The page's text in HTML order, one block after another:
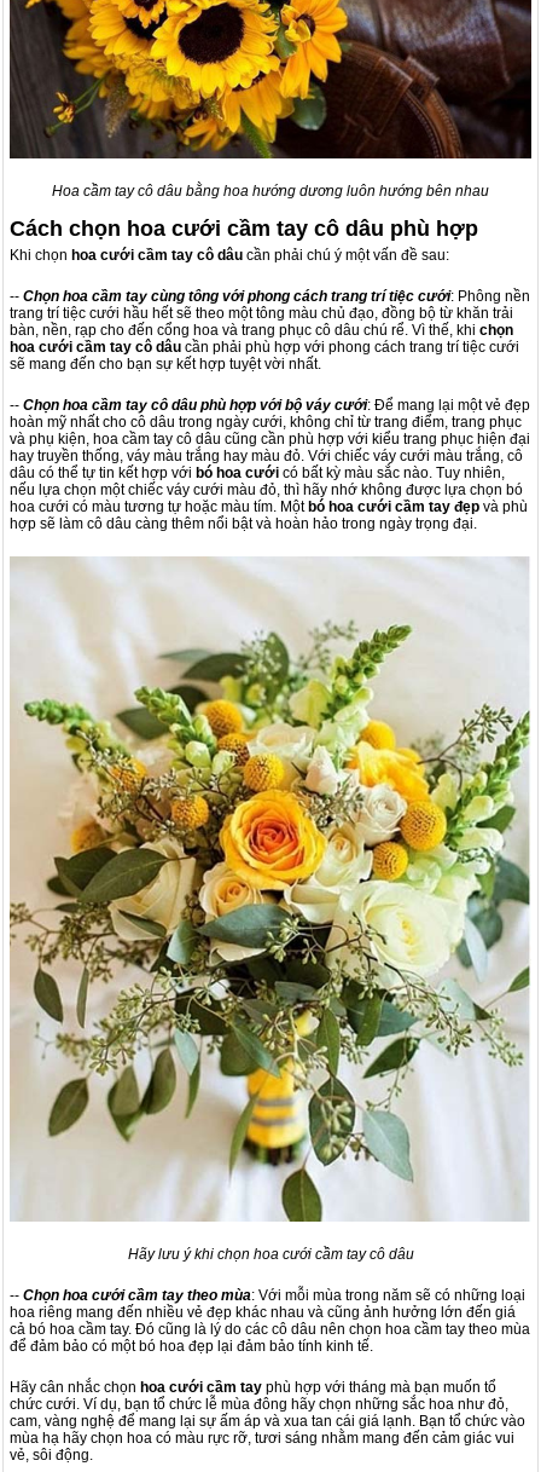
Hoa cầm tay cô dâu bằng hoa hướng dương luôn hướng bên nhau
Cách chọn hoa cưới cầm tay cô dâu phù hợp
Khi chọn hoa cưới cầm tay cô dâu cần phải chú ý một vấn đề sau:
-- Chọn hoa cầm tay cùng tông với phong cách trang trí tiệc cưới: Phông nền
trang trí tiệc cưới hầu hết sẽ theo một tông màu chủ đạo, đồng bộ từ khăn trải
bàn, nền, rạp cho đến cổng hoa và trang phục cô dâu chú rể. Vì thế, khi chọn
hoa cưới cầm tay cô dâu cần phải phù hợp với phong cách trang trí tiệc cưới
sẽ mang đến cho bạn sự kết hợp tuyệt vời nhất.
-- Chọn hoa cầm tay cô dâu phù hợp với bộ váy cưới: Để mang lại một vẻ đẹp
hoàn mỹ nhất cho cô dâu trong ngày cưới, không chỉ từ trang điểm, trang phục
và phụ kiện, hoa cầm tay cô dâu cũng cần phù hợp với kiểu trang phục hiện đại
hay truyền thống, váy màu trắng hay màu đỏ. Với chiếc váy cưới màu trắng, cô
dâu có thể tự tin kết hợp với bó hoa cưới có bất kỳ màu sắc nào. Tuy nhiên,
nếu lựa chọn một chiếc váy cưới màu đỏ, thì hãy nhớ không được lựa chọn bó
hoa cưới có màu tương tự hoặc màu tím. Mộtbó hoa cưới cầm tay đẹp và phù
hợp sẽ làm cô dâu càng thêm nổi bật và hoàn hảo trong ngày trọng đại.
Hãy lưu ý khi chọn hoa cưới cầm tay cô dâu
-- Chọn hoa cưới cầm tay theo mùa: Với mỗi mùa trong năm sẽ có những loại
hoa riêng mang đến nhiều vẻ đẹp khác nhau và cũng ảnh hưởng lớn đến giá
cả bó hoa cầm tay. Đó cũng là lý do các cô dâu nên chọn hoa cầm tay theo mùa
để đảm bảo có một bó hoa đẹp lại đảm bảo tính kinh tế.
Hãy cân nhắc chọn hoa cưới cầm tay phù hợp với tháng mà bạn muốn tổ
chức cưới. Ví dụ, bạn tổ chức lễ mùa đông hãy chọn những sắc hoa như đỏ,
cam, vàng nghệ để mang lại sự ấm áp và xua tan cái giá lạnh. Bạn tổ chức vào
mùa hạ hãy chọn hoa có màu rực rỡ, tươi sáng nhằm mang đến cảm giác vui
vẻ, sôi động.